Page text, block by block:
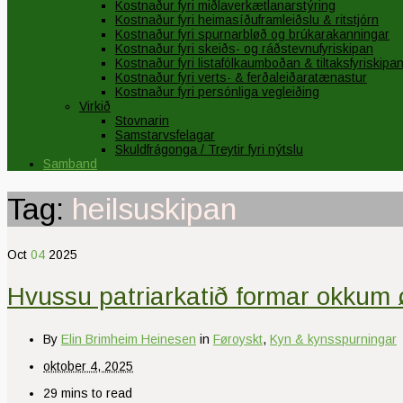
Kostnaður fyri miðlaverkætlanarstýring
Kostnaður fyri heimasíðuframleiðslu & ritstjórn
Kostnaður fyri spurnarbløð og brúkarakanningar
Kostnaður fyri skeiðs- og ráðstevnufyriskipan
Kostnaður fyri listafólkaumboðan & tiltaksfyriskipan
Kostnaður fyri verts- & ferðaleiðaratænastur
Kostnaður fyri persónliga vegleiðing
Virkið
Stovnarin
Samstarvsfelagar
Skuldfrágonga / Treytir fyri nýtslu
Samband
Tag: heilsuskipan
Oct 04 2025
Hvussu patriarkatið formar okkum
By Elin Brimheim Heinesen in Føroyskt, Kyn & kynsspurningar
oktober 4, 2025
29 mins to read